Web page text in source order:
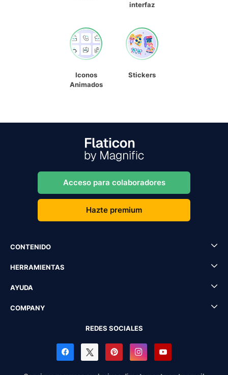
interfaz
Iconos
Animados
Stickers
Acceso para colaboradores
Hazte premium
CONTENIDO
HERRAMIENTAS
AYUDA
COMPANY
REDES SOCIALES